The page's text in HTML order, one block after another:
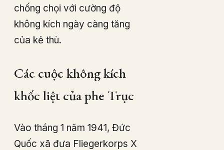
chống chọi với cường độ
không kích ngày càng tăng
của kẻ thù.
Các cuộc không kích
khốc liệt của phe Trục
Vào tháng 1 năm 1941, Đức
Quốc xã đưa Fliegerkorps X